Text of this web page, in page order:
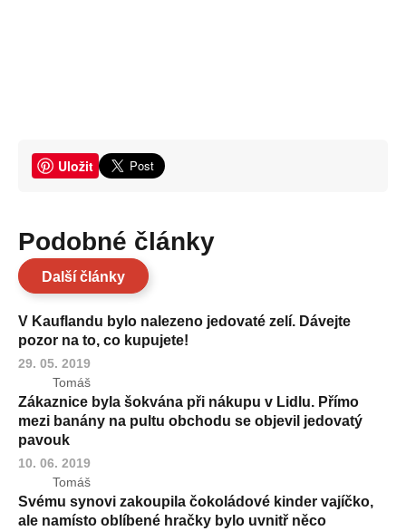
Uložit
Podobné články
Další články
V Kauflandu bylo nalezeno jedovaté zelí. Dávejte
pozor na to, co kupujete!
29. 05. 2019
Tomáš
Zákaznice byla šokvána při nákupu v Lidlu. Přímo
mezi banány na pultu obchodu se objevil jedovatý
pavouk
10. 06. 2019
Tomáš
Svému synovi zakoupila čokoládové kinder vajíčko,
ale namísto oblíbené hračky bylo uvnitř něco